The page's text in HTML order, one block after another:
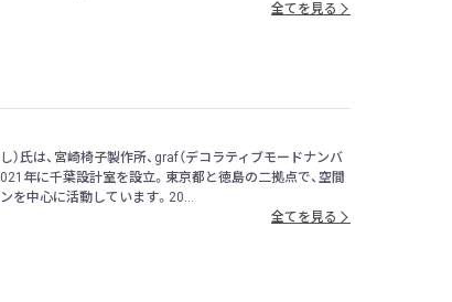
全てを見る
）氏は、宮崎椅子製作所、graf（デコラティブモードナンバ
年に千葉設計室を設立。東京都と徳島の二拠点で、空間
を中心に活動しています。20...
全てを見る